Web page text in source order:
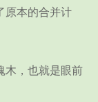
原本的合并计
，也就是眼前